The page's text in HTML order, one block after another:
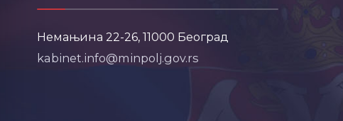
Немањина 22-26, 11000 Београд
kabinet.info@minpolj.gov.rs